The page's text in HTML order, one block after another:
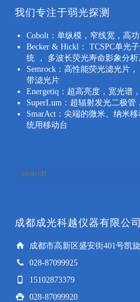
我们专注于弱光探测
Cobolt：单纵模，窄线宽，高
Becker & Hickl： TCSPC单光
统 ， 多波长荧光寿命影象分析
Semrock：高性能荧光滤光片
带滤光片
Energetiq：超高亮度，宽光谱
SuperLum：超辐射发光二极
SmarAct：尖端的微米、纳米
统用移动台
成都成光科越仪器有限公司
成都市高新区盛安街401号凯
028-87099925
15102873379
028-87099920